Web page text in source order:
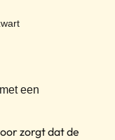
een
zorgt dat de